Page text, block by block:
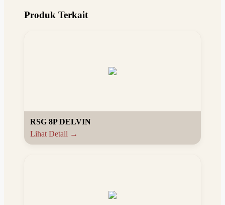
Produk Terkait
RSG 8P DELVIN
Lihat Detail →